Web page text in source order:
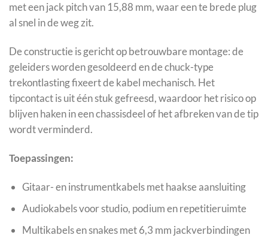
met een jack pitch van 15,88 mm, waar een te brede plug
al snel in de weg zit.
De constructie is gericht op betrouwbare montage: de
geleiders worden gesoldeerd en de chuck-type
trekontlasting fixeert de kabel mechanisch. Het
tipcontact is uit één stuk gefreesd, waardoor het risico op
blijven haken in een chassisdeel of het afbreken van de tip
wordt verminderd.
Toepassingen:
Gitaar- en instrumentkabels met haakse aansluiting
Audiokabels voor studio, podium en repetitieruimte
Multikabels en snakes met 6,3 mm jackverbindingen